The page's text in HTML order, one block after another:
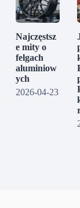
Najczęstsz
e mity o
felgach
aluminiow
ych
2026-04-23